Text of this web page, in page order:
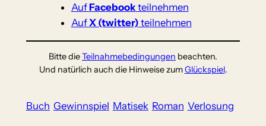
AufFacebookteilnehmen
AufX (twitter) teilnehmen
Bitte dieTeilnahmebedingungen beachten.
Und natürlich auch die Hinweise zumGlückspiel.
Buch Gewinnspiel Matisek Roman Verlosung